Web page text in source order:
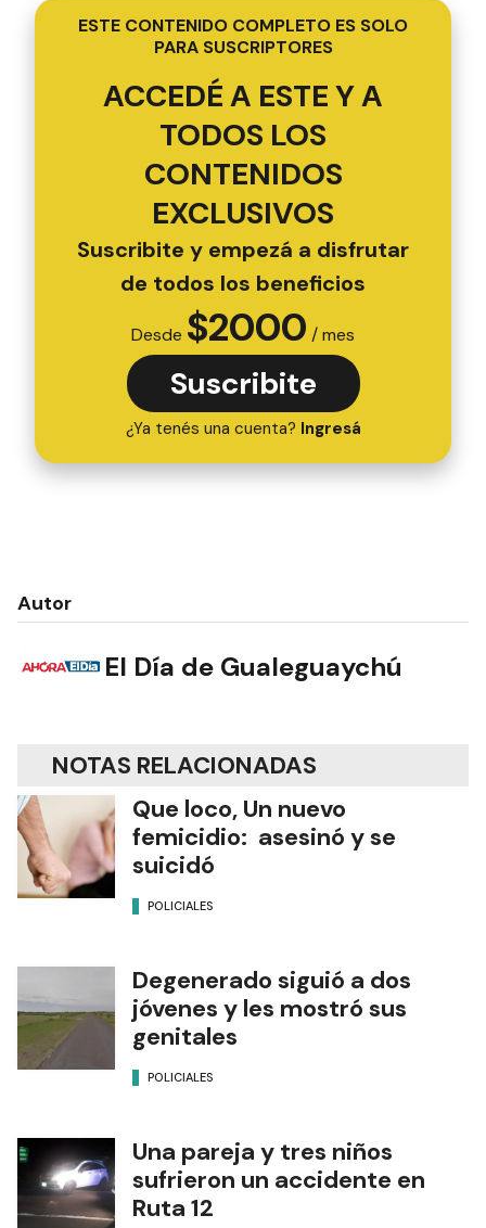
ESTE CONTENIDO COMPLETO ES SOLO
PARA SUSCRIPTORES
ACCEDÉ A ESTE Y A
TODOS LOS
CONTENIDOS
EXCLUSIVOS
Suscribite y empezá a disfrutar
de todos los beneficios
Desde $2000 / mes
Suscribite
¿Ya tenés una cuenta? Ingresá
Autor
El Día de Gualeguaychú
NOTAS RELACIONADAS
Que loco, Un nuevo
femicidio: asesinó y se
suicidó
POLICIALES
Degenerado siguió a dos
jóvenes y les mostró sus
genitales
POLICIALES
Una pareja y tres niños
sufrieron un accidente en
Ruta 12